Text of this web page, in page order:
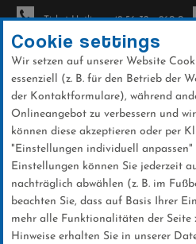
Direkt
zum
Inhalt
Ticket-Hotline: +49 56 32 - 960-0
News
Cookie settings
Wir setzen auf unserer Website
essenziell (z. B. für den Betrieb der
der Kontaktformulare), während
Onlineangebot zu verbessern und
können diese akzeptieren oder per
"Einstellungen individuell anpassen"
Einstellungen können Sie jederzeit
nachträglich abwählen (z. B. im
beachten Sie, dass auf Basis Ihrer
mehr alle Funktionalitäten der Seite
Hinweise erhalten Sie in unserer